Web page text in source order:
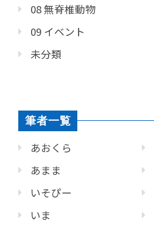
08 無脊椎動物
09 イベント
未分類
筆者一覧
あおくら
あまま
いそぴー
いま